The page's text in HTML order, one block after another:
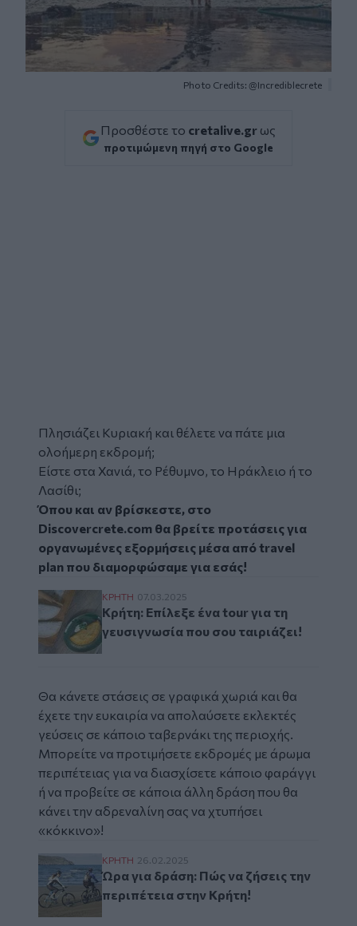
Photo Credits: @Incrediblecrete
Προσθέστε το cretalive.gr ως
προτιμώμενη πηγή στο Google
Πλησιάζει Κυριακή και θέλετε να πάτε μια
ολοήμερη εκδρομή;
Είστε στα Χανιά, το Ρέθυμνο, το Ηράκλειο ή το
Λασίθι;
Όπου και αν βρίσκεστε, στο
Discovercrete.com θα βρείτε προτάσεις για
οργανωμένες εξορμήσεις μέσα απόtravel
plan που διαμορφώσαμε για εσάς!
Κρήτη: Επίλεξε ένα tour για τη
ΚΡΗΤΗ 07.03.2025
Κρήτη: Επίλεξε ένα tour για τη
γευσιγνωσία που σου ταιριάζει!
Θα κάνετε στάσεις σε γραφικά χωριά και θα
έχετε την ευκαιρία να απολαύσετε εκλεκτές
γεύσεις σε κάποιο ταβερνάκι της περιοχής.
Μπορείτε να προτιμήσετε εκδρομές με άρωμα
περιπέτειας για να διασχίσετε κάποιο φαράγγι
ή να προβείτε σε κάποια άλλη δράση που θα
κάνει την αδρεναλίνη σας να χτυπήσει
«κόκκινο»!
Ώρα για δράση: Πώς να ζήσεις την
ΚΡΗΤΗ 26.02.2025
Ώρα για δράση: Πώς να ζήσεις την
περιπέτεια στην Κρήτη!